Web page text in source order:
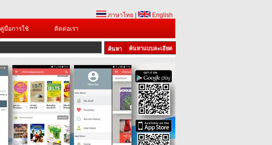
ภาษาไทย
English
คู่มือการใช้ ติดต่อเรา
ค้นหาแบบละเอียด